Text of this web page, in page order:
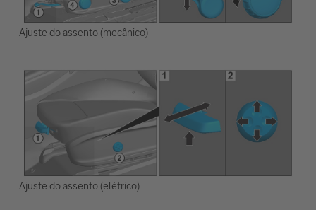
Ajuste do assento (mecânico)
Ajuste do assento (elétrico)